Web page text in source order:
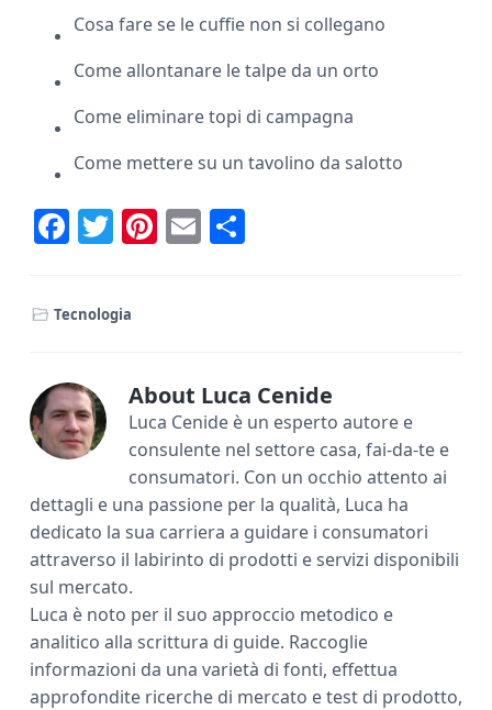
Cosa fare se le cuffie non si collegano
Come allontanare le talpe da un orto
Come eliminare topi di campagna
Come mettere su un tavolino da salotto
F
b
ok
T
it
te
Pi E C
di
Tecnologia
About Luca Cenide
Luca Cenide è un esperto autore e
consulente nel settore casa, fai-da-te e
consumatori. Con un occhio attento ai
dettagli e una passione per la qualità, Luca ha
dedicato la sua carriera a guidare i consumatori
attraverso il labirinto di prodotti e servizi disponibili
sul mercato.
Luca è noto per il suo approccio metodico e
analitico alla scrittura di guide. Raccoglie
informazioni da una varietà di fonti, effettua
approfondite ricerche di mercato e test di prodotto,